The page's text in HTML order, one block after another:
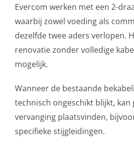
Evercom werken met een 2-
waarbij zowel voeding als
dezelfde twee aders verlopen.
renovatie zonder volledige
mogelijk.
Wanneer de bestaande
technisch ongeschikt blijkt, kan
vervanging plaatsvinden,
specifieke stijgleidingen.